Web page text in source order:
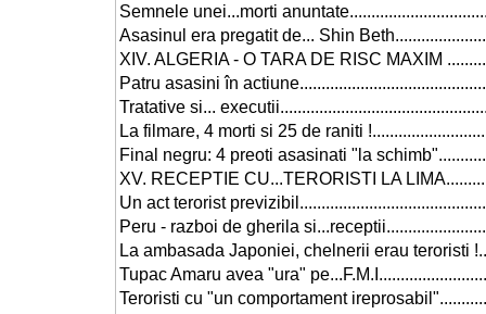
Semnele unei...morti
Asasinul era pregatit de... Shin
XIV. ALGERIA - O TARA DE RISC MAXIM
Patru asasini în
Tratative si...
La filmare, 4 morti si 25 de raniti
Final negru: 4 preoti asasinati "la
XV. RECEPTIE CU...TERORISTI LA
Un act terorist
Peru - razboi de gherila
La ambasada Japoniei, chelnerii erau teroristi
Tupac Amaru avea "ura"
Teroristi cu "un comportament